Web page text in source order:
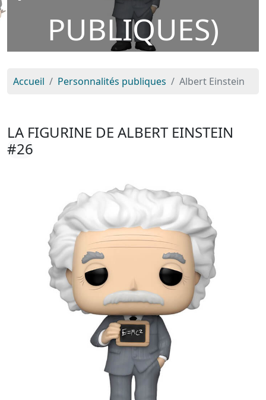
PUBLIQUES)
Accueil Personnalités publiques Albert Einstein
LA FIGURINE DE ALBERT EINSTEIN
#26